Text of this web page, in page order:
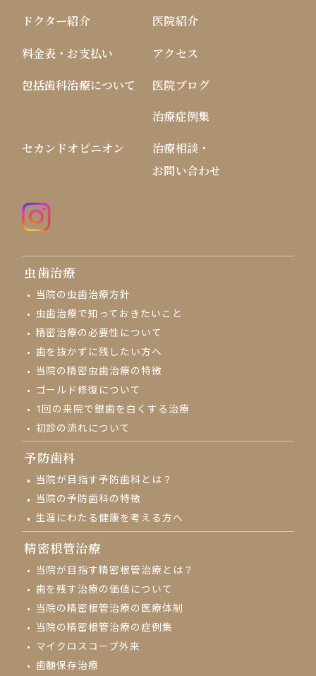
ドクター紹介
医院紹介
料金表・お支払い
アクセス
包括歯科治療について
医院ブログ
治療症例集
治療相談・
お問い合わせ
セカンドオピニオン
虫歯治療
当院の虫歯治療方針
虫歯治療で知っておきたいこと
精密治療の必要性について
歯を抜かずに残したい方へ
当院の精密虫歯治療の特徴
ゴールド修復について
1回の来院で銀歯を白くする治療
初診の流れについて
予防歯科
当院が目指す予防歯科とは？
当院の予防歯科の特徴
生涯にわたる健康を考える方へ
精密根管治療
当院が目指す精密根管治療とは？
歯を残す治療の価値について
当院の精密根管治療の医療体制
当院の精密根管治療の症例集
マイクロスコープ外来
⻭髄保存治療